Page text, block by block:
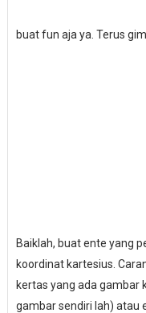
buat fun aja ya. Terus
Baiklah, buat ente yang
koordinat kartesius.
kertas yang ada gambar
gambar sendiri lah) atau